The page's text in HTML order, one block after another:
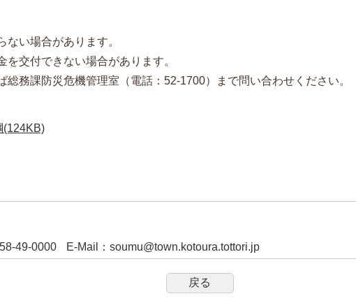
い場合があります。
交付できない場合があります。
務課防災危機管理室（電話：52-1700）まで問い合わせください。
(124KB)
49-0000 E-Mail ： soumu@town.kotoura.tottori.jp
戻る